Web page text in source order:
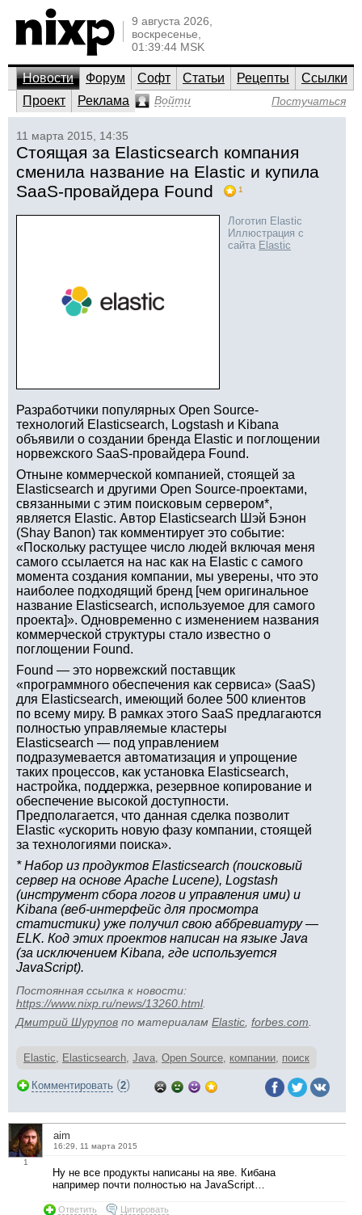
9 августа 2026,
воскресенье,
01:39:44 MSK
Новости Форум Софт Статьи Рецепты
Ссылки
Проект
Реклама Войти Постучаться
11 марта 2015, 14:35
Стоящая за Elasticsearch компания
сменила название на Elastic и купила
SaaS-провайдера Found
1
Логотип Elastic
Иллюстрация с
сайта Elastic
Разработчики популярных Open Source-
технологий Elasticsearch, Logstash и Kibana
объявили о создании бренда Elastic и поглощении
норвежского SaaS-провайдера Found.
Отныне коммерческой компанией, стоящей за
Elasticsearch и другими Open Source-проектами,
связанными с этим поисковым сервером*,
является Elastic. Автор Elasticsearch Шэй Бэнон
(Shay Banon) так комментирует это событие:
«Поскольку растущее число людей включая меня
самого ссылается на нас как на Elastic с самого
момента создания компании, мы уверены, что это
наиболее подходящий бренд [чем оригинальное
название Elasticsearch, используемое для самого
проекта]». Одновременно с изменением названия
коммерческой структуры стало известно о
поглощении Found.
Found — это норвежский поставщик
«программного обеспечения как сервиса» (SaaS)
для Elasticsearch, имеющий более 500 клиентов
по всему миру. В рамках этого SaaS предлагаются
полностью управляемые кластеры
Elasticsearch — под управлением
подразумевается автоматизация и упрощение
таких процессов, как установка Elasticsearch,
настройка, поддержка, резервное копирование и
обеспечение высокой доступности.
Предполагается, что данная сделка позволит
Elastic «ускорить новую фазу компании, стоящей
за технологиями поиска».
* Набор из продуктов Elasticsearch (поисковый
сервер на основе Apache Lucene), Logstash
(инструмент сбора логов и управления ими) и
Kibana (веб-интерфейс для просмотра
статистики) уже получил свою аббревиатуру —
ELK. Код этих проектов написан на языке Java
(за исключением Kibana, где используется
JavaScript).
Постоянная ссылка к новости:
https://www.nixp.ru/news/13260.html.
Дмитрий Шурупов по материалам Elastic forbes.com
Elastic, Elasticsearch, Java, Open Source, компании, поиск
Комментировать (2)
1
aim
16:29, 11 марта 2015
Ну не все продукты написаны на яве. Кибана
например почти полностью на JavaScript…
Ответить Цитировать